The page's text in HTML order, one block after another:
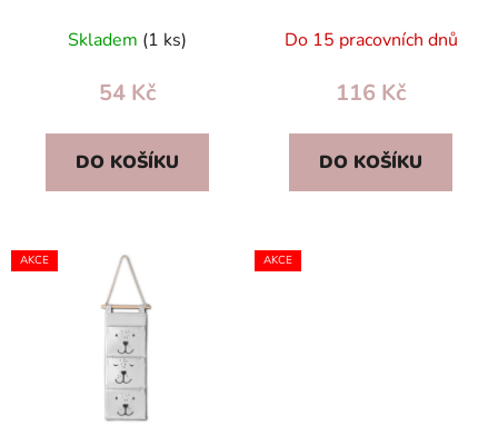
závěsné, napájení 2×AA
Skladem (1 ks)
54 Kč
DO KOŠÍKU
dětské, moderní
Do 15 pracovních dnů
116 Kč
DO KOŠÍKU
AKCE AKCE